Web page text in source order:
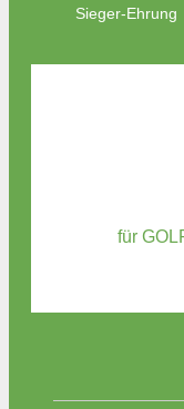
Sieger-Ehrung
für